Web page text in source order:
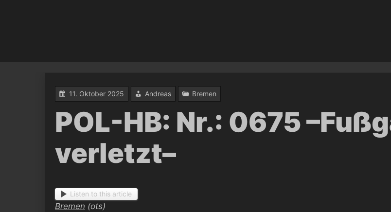
11. Oktober 2025 Andreas Bremen
POL-HB: Nr.: 0675
verletzt–
Listen to this article
Bremen (ots)